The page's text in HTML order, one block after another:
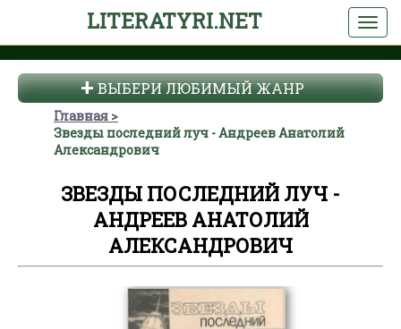
LITERATYRI.NET
ВЫБЕРИ ЛЮБИМЫЙ ЖАНР
Главная
Звезды последний луч - Андреев Анатолий
Александрович
ЗВЕЗДЫ ПОСЛЕДНИЙ ЛУЧ -
АНДРЕЕВ АНАТОЛИЙ
АЛЕКСАНДРОВИЧ